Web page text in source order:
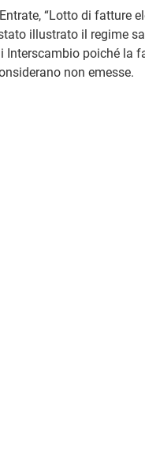
“Lotto di fatture
illustrato il regime
poiché la
non emesse.